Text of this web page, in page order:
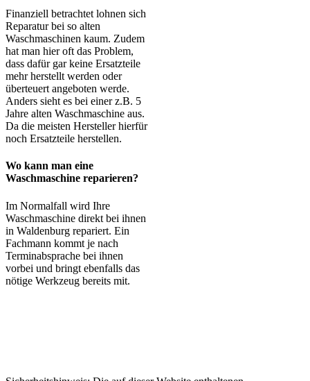
Finanziell betrachtet lohnen sich
Reparatur bei so alten
Waschmaschinen kaum. Zudem
hat man hier oft das Problem,
dass dafür gar keine Ersatzteile
mehr herstellt werden oder
überteuert angeboten werde.
Anders sieht es bei einer z.B. 5
Jahre alten Waschmaschine aus.
Da die meisten Hersteller hierfür
noch Ersatzteile herstellen.
Wo kann man eine
Waschmaschine reparieren?
Im Normalfall wird Ihre
Waschmaschine direkt bei ihnen
in Waldenburg repariert. Ein
Fachmann kommt je nach
Terminabsprache bei ihnen
vorbei und bringt ebenfalls das
nötige Werkzeug bereits mit.